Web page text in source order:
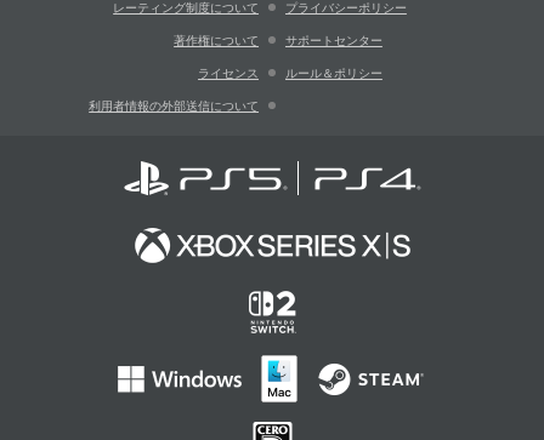
レーティング制度について プライバシーポリシー
著作権について サポートセンター
ライセンス ルール＆ポリシー
利用者情報の外部送信について